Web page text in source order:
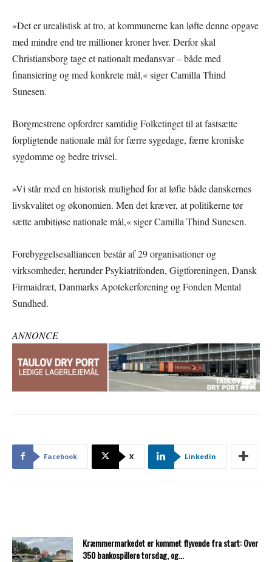
»Det er urealistisk at tro, at kommunerne kan løfte denne opgave
med mindre end tre millioner kroner hver. Derfor skal
Christiansborg tage et nationalt medansvar – både med
finansiering og med konkrete mål,« siger Camilla Thind
Sunesen.
Borgmestrene opfordrer samtidig Folketinget til at fastsætte
forpligtende nationale mål for færre sygedage, færre kroniske
sygdomme og bedre trivsel.
»Vi står med en historisk mulighed for at løfte både danskernes
livskvalitet og økonomien. Men det kræver, at politikerne tør
sætte ambitiøse nationale mål,« siger Camilla Thind Sunesen.
Forebyggelsesalliancen består af 29 organisationer og
virksomheder, herunder Psykiatrifonden, Gigtforeningen, Dansk
Firmaidræt, Danmarks Apotekerforening og Fonden Mental
Sundhed.
ANNONCE
Facebook X Linkedin
Kræmmermarkedet er kommet flyvende fra start: Over
350 bankospillere torsdag, og...